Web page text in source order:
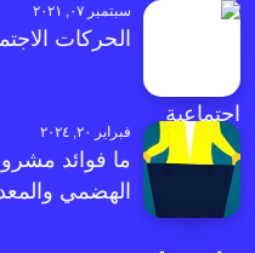
سبتمبر ٠٧, ٢٠٢١
الحركات
فبراير ٢٠, ٢٠٢٤
ما فوائد
الهضمي